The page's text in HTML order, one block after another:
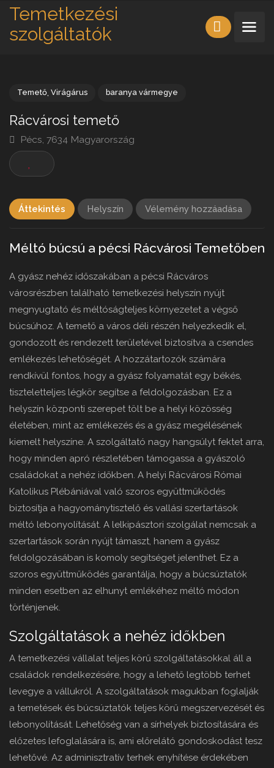
Temetkezési
szolgáltatók
Rácvárosi temető
Pécs, 7634 Magyarország
Áttekintés Helyszín Vélemény hozzáadása
Méltó búcsú a pécsi Rácvárosi Temetőben
A gyász nehéz időszakában a pécsi Rácváros
városrészben található temetkezési helyszín nyújt
megnyugtató és méltóságteljes környezetet a végső
búcsúhoz. A temető a város déli részén helyezkedik el,
gondozott és rendezett területével biztosítva a csendes
emlékezés lehetőségét. A hozzátartozók számára
rendkívül fontos, hogy a gyász folyamatát egy békés,
tiszteletteljes légkör segítse a feldolgozásban. Ez a
helyszín központi szerepet tölt be a helyi közösség
életében, mint az emlékezés és a gyász megélésének
kiemelt helyszíne. A szolgáltató nagy hangsúlyt fektet arra,
hogy minden apró részletében támogassa a gyászoló
családokat a nehéz időkben. A helyi Rácvárosi Római
Katolikus Plébániával való szoros együttműködés
biztosítja a hagyománytisztelő és vallási szertartások
méltó lebonyolítását. A lelkipásztori szolgálat nemcsak a
szertartások során nyújt támaszt, hanem a gyász
feldolgozásában is komoly segítséget jelenthet. Ez a
szoros együttműködés garantálja, hogy a búcsúztatók
minden esetben az elhunyt emlékéhez méltó módon
történjenek.
Szolgáltatások a nehéz időkben
A temetkezési vállalat teljes körű szolgáltatásokkal áll a
családok rendelkezésére, hogy a lehető legtöbb terhet
levegye a vállukról. A szolgáltatások magukban foglalják
a temetések és búcsúztatók teljes körű megszervezését és
lebonyolítását. Lehetőség van a sírhelyek biztosítására és
előzetes lefoglalására is, ami előrelátó gondoskodást tesz
lehetővé. Az adminisztratív terhek enyhítése érdekében